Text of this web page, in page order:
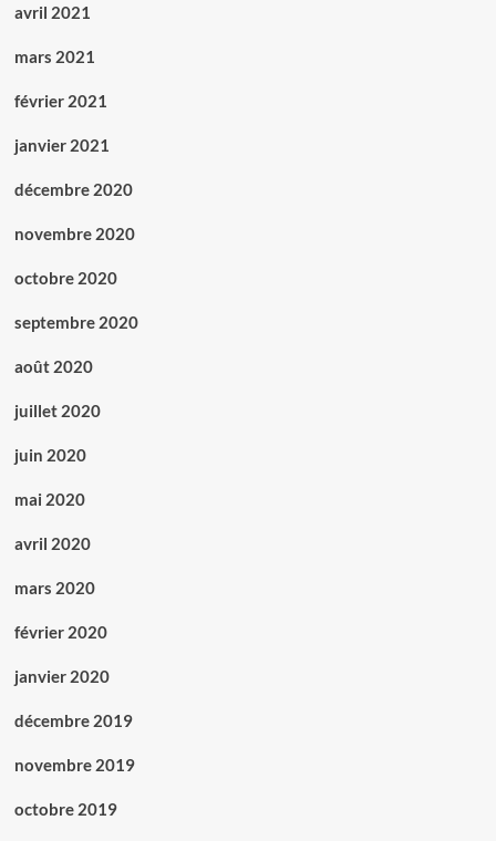
avril 2021
mars 2021
février 2021
janvier 2021
décembre 2020
novembre 2020
octobre 2020
septembre 2020
août 2020
juillet 2020
juin 2020
mai 2020
avril 2020
mars 2020
février 2020
janvier 2020
décembre 2019
novembre 2019
octobre 2019